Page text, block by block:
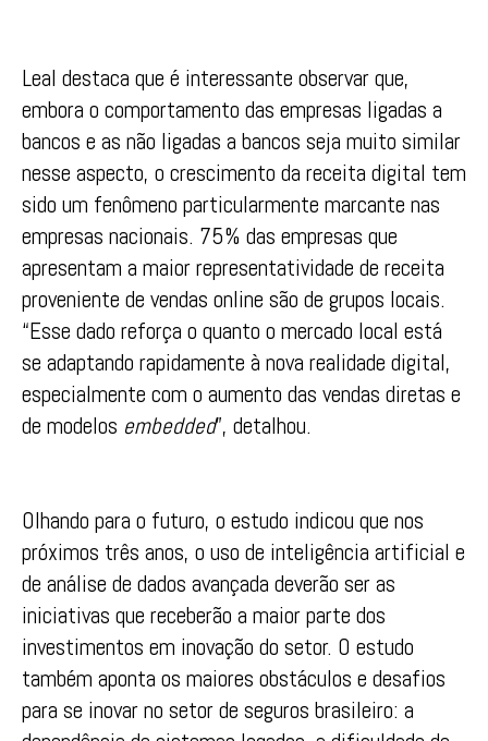
Leal destaca que é interessante observar que,
embora o comportamento das empresas ligadas a
bancos e as não ligadas a bancos seja muito similar
nesse aspecto, o crescimento da receita digital tem
sido um fenômeno particularmente marcante nas
empresas nacionais. 75% das empresas que
apresentam a maior representatividade de receita
proveniente de vendas online são de grupos locais.
“Esse dado reforça o quanto o mercado local está
se adaptando rapidamente à nova realidade digital,
especialmente com o aumento das vendas diretas e
de modelos embedded”, detalhou.
Olhando para o futuro, o estudo indicou que nos
próximos três anos, o uso de inteligência artificial e
de análise de dados avançada deverão ser as
iniciativas que receberão a maior parte dos
investimentos em inovação do setor. O estudo
também aponta os maiores obstáculos e desafios
para se inovar no setor de seguros brasileiro: a